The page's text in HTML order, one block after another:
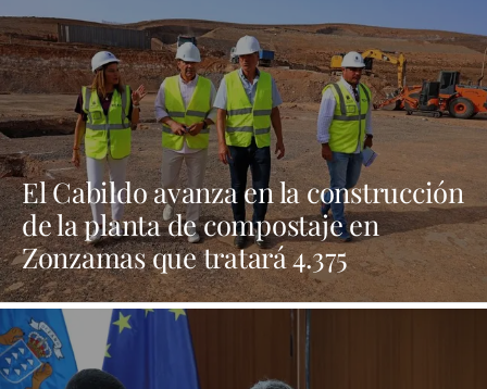
El Cabildo avanza en la construcción
de la planta de compostaje en
Zonzamas que tratará 4.375
toneladas anuales de biorresiduos